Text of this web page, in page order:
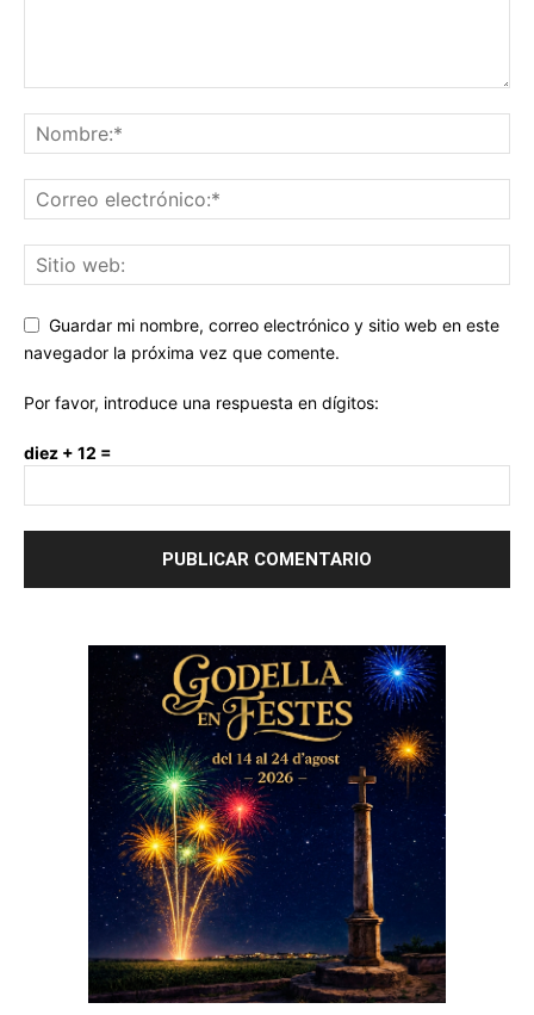
Guardar mi nombre, correo electrónico y sitio web en este
navegador la próxima vez que comente.
Por favor, introduce una respuesta en dígitos:
diez + 12 =